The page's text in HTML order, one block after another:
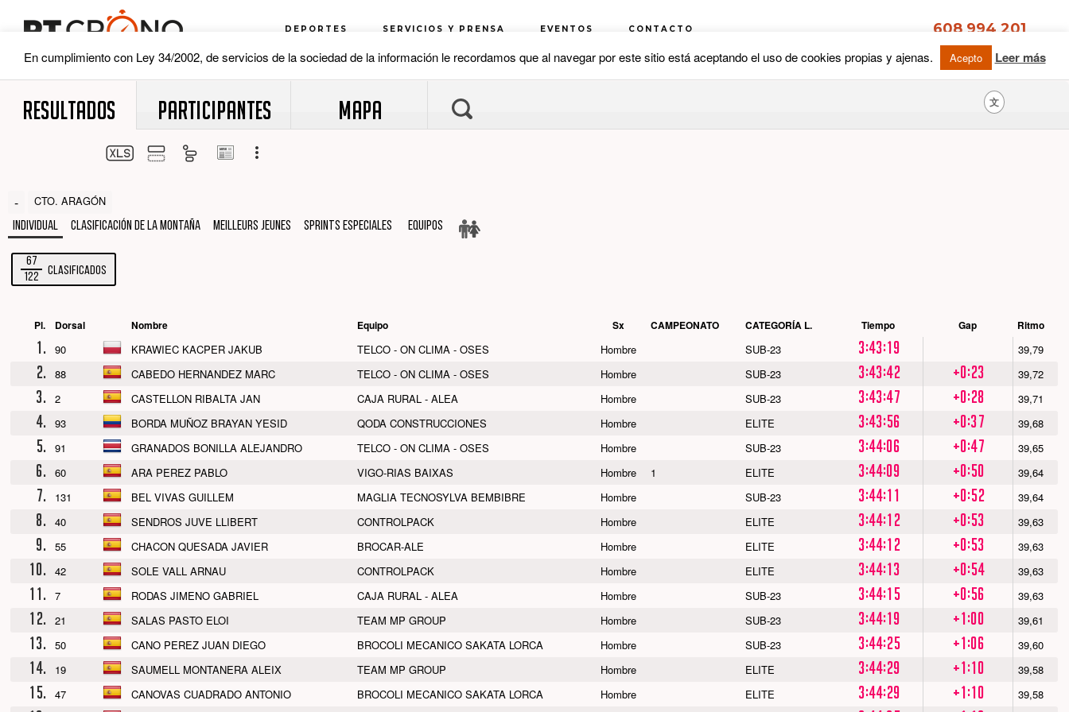
RESULTADOS PARTICIPANTES MAPA 文
- CTO. ARAGÓN
Individual Clasificación de la montaña Meilleurs jeunes SPRINTS ESPECIALES Equipos
67
122
Clasificados
Pl. Dorsal Nombre Equipo Sx CAMPEONATO CATEGORÍA L. Tiempo Gap Ritmo
1. 90 KRAWIEC KACPER JAKUB TELCO - ON CLIMA - OSES Hombre SUB-23 3:43:19 39,79
2. 88 CABEDO HERNANDEZ MARC TELCO - ON CLIMA - OSES Hombre SUB-23 3:43:42 +0:23 39,72
3. 2 CASTELLON RIBALTA JAN CAJA RURAL - ALEA Hombre SUB-23 3:43:47 +0:28 39,71
4. 93 BORDA MUÑOZ BRAYAN YESID QODA CONSTRUCCIONES Hombre ELITE 3:43:56 +0:37 39,68
5. 91 GRANADOS BONILLA ALEJANDRO TELCO - ON CLIMA - OSES Hombre SUB-23 3:44:06 +0:47 39,65
6. 60 ARA PEREZ PABLO VIGO-RIAS BAIXAS Hombre 1 ELITE 3:44:09 +0:50 39,64
7. 131 BEL VIVAS GUILLEM MAGLIA TECNOSYLVA BEMBIBRE Hombre SUB-23 3:44:11 +0:52 39,64
8. 40 SENDROS JUVE LLIBERT CONTROLPACK Hombre ELITE 3:44:12 +0:53 39,63
9. 55 CHACON QUESADA JAVIER BROCAR-ALE Hombre ELITE 3:44:12 +0:53 39,63
10. 42 SOLE VALL ARNAU CONTROLPACK Hombre ELITE 3:44:13 +0:54 39,63
11. 7 RODAS JIMENO GABRIEL CAJA RURAL - ALEA Hombre SUB-23 3:44:15 +0:56 39,63
12. 21 SALAS PASTO ELOI TEAM MP GROUP Hombre SUB-23 3:44:19 +1:00 39,61
13. 50 CANO PEREZ JUAN DIEGO BROCOLI MECANICO SAKATA LORCA Hombre SUB-23 3:44:25 +1:06 39,60
14. 19 SAUMELL MONTANERA ALEIX TEAM MP GROUP Hombre ELITE 3:44:29 +1:10 39,58
15. 47 CANOVAS CUADRADO ANTONIO BROCOLI MECANICO SAKATA LORCA Hombre ELITE 3:44:29 +1:10 39,58